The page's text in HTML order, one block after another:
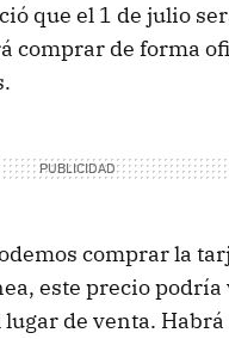
que el 1 de julio
comprar de forma
comprar la
este precio
de venta. Habrá